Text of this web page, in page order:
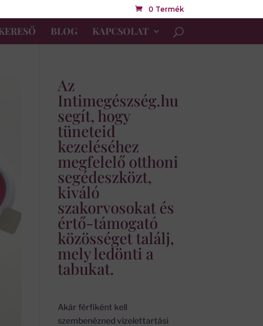
0 Termék
BLOG KAPCSOLAT
Az
Intimegészség.hu
segít, hogy
tüneteid
kezeléséhez
megfelelő otthoni
segédeszközt,
kiváló
szakorvosokat és
értő-támogató
közösséget találj,
mely ledönti a
tabukat.
Akár férfiként kell
szembenézned vizelettartási